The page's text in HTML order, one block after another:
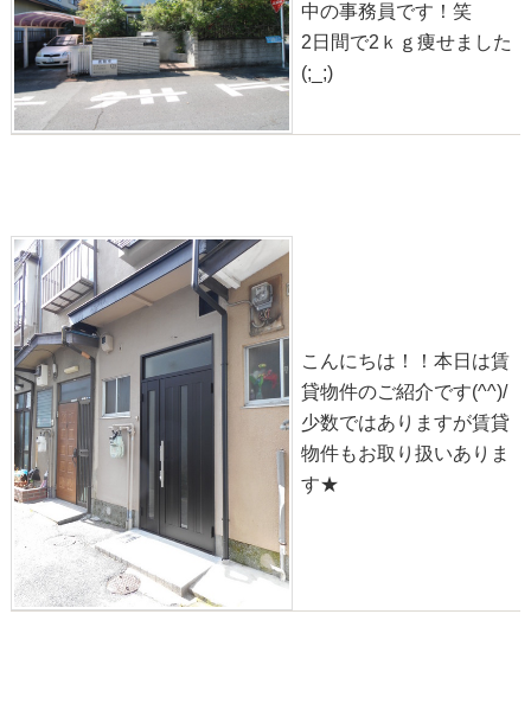
中の事務員です！笑
2日間で2ｋｇ痩せました
(;_;)
こんにちは！！本日は賃
貸物件のご紹介です(^^)/
少数ではありますが賃貸
物件もお取り扱いありま
す★